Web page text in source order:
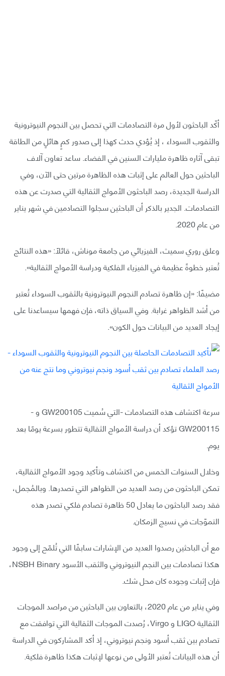
أكّد الباحثون لأول مرة التصادمات التي تحصل بين النجوم النيوترونية
والثقوب السوداء ، إذ يُؤدي حدث كهذا إلى صدور كمٍ هائلٍ من الطاقة
تبقى آثاره ظاهرة مليارات السنين في الفضاء. ساعد تعاون آلاف
الباحثين حول العالم على إثبات هذه الظاهرة مرتين حتى الآن، وفي
الدراسة الجديدة، رصد الباحثون الأمواج الثقالية التي صدرت عن هذه
التصادمات. الجدير بالذكر أن الباحثين سجلوا التصادمين في شهر يناير
من عام 2020.
وعلق روري سميث، الفيزيائي من جامعة موناش، قائلًا: «هذه النتائج
تُعتبر خطوةً عظيمة في الفيزياء الفلكية ودراسة الأمواج الثقالية».
مضيفًا: «إن ظاهرة تصادم النجوم النيوترونية بالثقوب السوداء تُعتبر
من أشد الظواهر غرابة. وفي السياق ذاته، فإن فهمها سيساعدنا على
إيجاد العديد من البيانات حول الكون».
سرعة اكتشاف هذه التصادمات -التي سُميت GW200105 و -
GW200115 تؤكد أن دراسة الأمواج الثقالية تتطور بسرعة يومًا بعد
يوم.
وخلال السنوات الخمس من اكتشاف وتأكيد وجود الأمواج الثقالية،
تمكن الباحثون من رصد العديد من الظواهر التي تصدرها. وبالمُجمل،
فقد رصد الباحثون ما يعادل 50 ظاهرة تصادم فلكي تصدر هذه
التموّجات في نسيج الزمكان.
مع أن الباحثين رصدوا العديد من الإشارات سابقًا التي تُلمّح إلى وجود
هكذا تصادمات بين النجم النيوتروني والثقب الأسود NSBH Binary،
فإن إثبات وجوده كان محل شك.
وفي يناير من عام 2020، بالتعاون بين الباحثين من مراصد الموجات
الثقالية LIGO و Virgo، رُصدت الموجات الثقالية التي توافقت مع
تصادم بين ثقب أسود ونجم نيوتروني، إذ أكد المشاركون في الدراسة
أن هذه البيانات تُعتبر الأولى من نوعها لإثبات هكذا ظاهرة فلكية.